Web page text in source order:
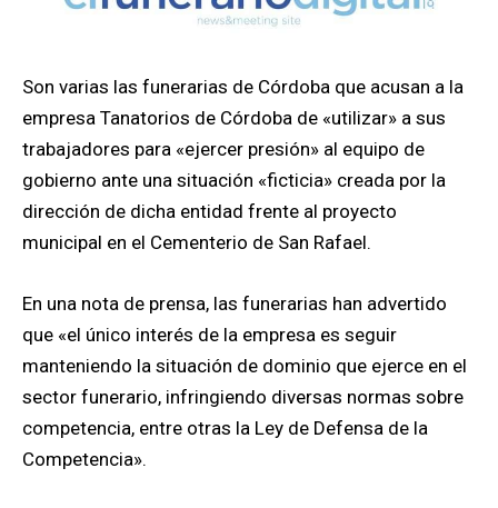
Son varias las funerarias de Córdoba que acusan a la
empresa Tanatorios de Córdoba de «utilizar» a sus
trabajadores para «ejercer presión» al equipo de
gobierno ante una situación «ficticia» creada por la
dirección de dicha entidad frente al proyecto
municipal en el Cementerio de San Rafael.
En una nota de prensa, las funerarias han advertido
que «el único interés de la empresa es seguir
manteniendo la situación de dominio que ejerce en el
sector funerario, infringiendo diversas normas sobre
competencia, entre otras la Ley de Defensa de la
Competencia».